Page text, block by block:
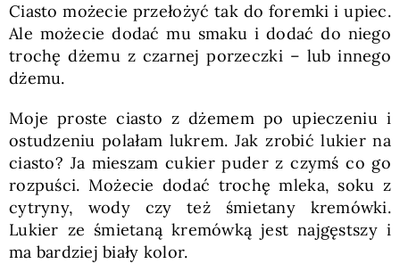
Ciasto możecie przełożyć tak do foremki i upiec.
Ale możecie dodać mu smaku i dodać do niego
trochę dżemu z czarnej porzeczki – lub innego
dżemu.
Moje proste ciasto z dżemem po upieczeniu i
ostudzeniu polałam lukrem. Jak zrobić lukier na
ciasto? Ja mieszam cukier puder z czymś co go
rozpuści. Możecie dodać trochę mleka, soku z
cytryny, wody czy też śmietany kremówki.
Lukier ze śmietaną kremówką jest najgęstszy i
ma bardziej biały kolor.